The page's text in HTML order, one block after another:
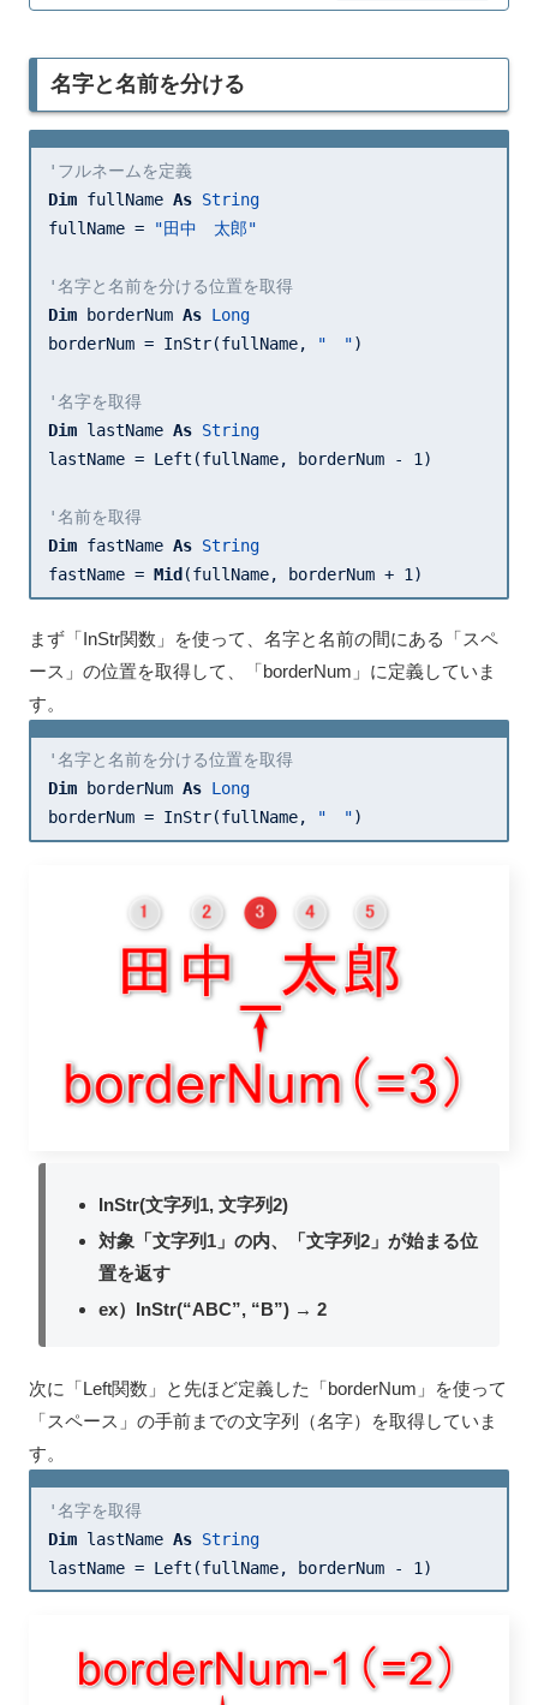
名字と名前を分ける
'フルネームを定義
Dim fullName As String
fullName =
"田中　太郎"
'名字と名前を分ける位置を取得
Dim borderNum As Long
borderNum = InStr(fullName,
"　")
'名字を取得
Dim lastName As String
lastName = Left(fullName, borderNum - 1 )
'名前を取得
Dim fastName As String
fastName = Mid (fullName, borderNum + 1 )
まず「InStr関数」を使って、名字と名前の間にある「スペ
ース」の位置を取得して、「borderNum」に定義していま
す。
'名字と名前を分ける位置を取得
Dim borderNum As Long
borderNum = InStr(fullName,
"　")
InStr(文字列1, 文字列2)
対象「文字列1」の内、「文字列2」が始まる位
置を返す
ex）InStr(“ABC”, “B”) → 2
次に「Left関数」と先ほど定義した「borderNum」を使って
「スペース」の手前までの文字列（名字）を取得していま
す。
'名字を取得
Dim lastName As String
lastName = Left(fullName, borderNum - 1 )